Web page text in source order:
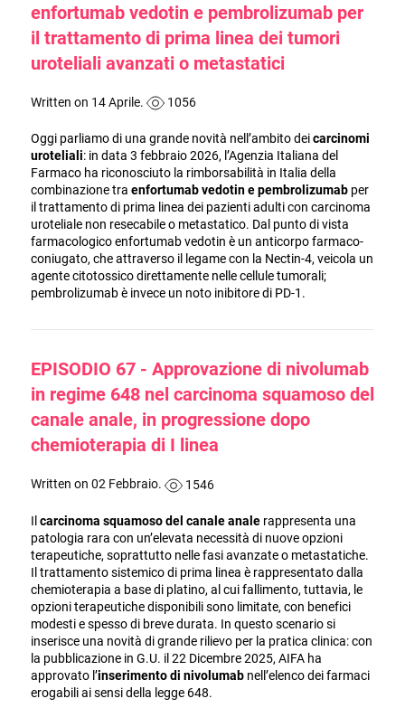
enfortumab vedotin e pembrolizumab per
il trattamento di prima linea dei tumori
uroteliali avanzati o metastatici
Written on 14 Aprile. 1056
Oggi parliamo di una grande novità nell’ambito deicarcinomi
uroteliali: in data 3 febbraio 2026, l’Agenzia Italiana del
Farmaco ha riconosciuto la rimborsabilità in Italia della
combinazione tra enfortumab vedotin e pembrolizumab per
il trattamento di prima linea dei pazienti adulti con carcinoma
uroteliale non resecabile o metastatico. Dal punto di vista
farmacologico enfortumab vedotin è un anticorpo farmaco-
coniugato, che attraverso il legame con la Nectin-4, veicola un
agente citotossico direttamente nelle cellule tumorali;
pembrolizumab è invece un noto inibitore di PD-1.
EPISODIO 67 - Approvazione di nivolumab
in regime 648 nel carcinoma squamoso del
canale anale, in progressione dopo
chemioterapia di I linea
Written on 02 Febbraio. 1546
Il carcinoma squamoso del canale anale rappresenta una
patologia rara con un’elevata necessità di nuove opzioni
terapeutiche, soprattutto nelle fasi avanzate o metastatiche.
Il trattamento sistemico di prima linea è rappresentato dalla
chemioterapia a base di platino, al cui fallimento, tuttavia, le
opzioni terapeutiche disponibili sono limitate, con benefici
modesti e spesso di breve durata. In questo scenario si
inserisce una novità di grande rilievo per la pratica clinica: con
la pubblicazione in G.U. il 22 Dicembre 2025, AIFA ha
approvato l’inserimento di nivolumab nell’elenco dei farmaci
erogabili ai sensi della legge 648.